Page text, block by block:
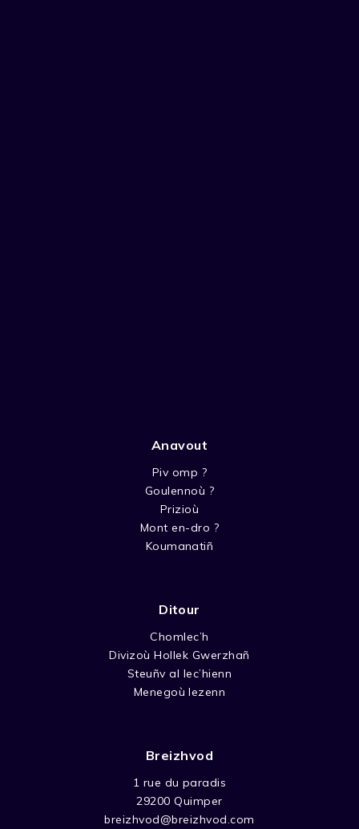
Anavout
Piv omp ?
Goulennoù ?
Prizioù
Mont en-dro ?
Koumanatiñ
Ditour
Chomlec’h
Divizoù Hollek Gwerzhañ
Steuñv al lec’hienn
Menegoù lezenn
Breizhvod
1 rue du paradis
29200 Quimper
breizhvod@breizhvod.com